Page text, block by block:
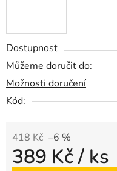
Dostupnost
Můžeme doručit do:
Možnosti doručení
Kód:
418 Kč –6 %
389 Kč/ ks